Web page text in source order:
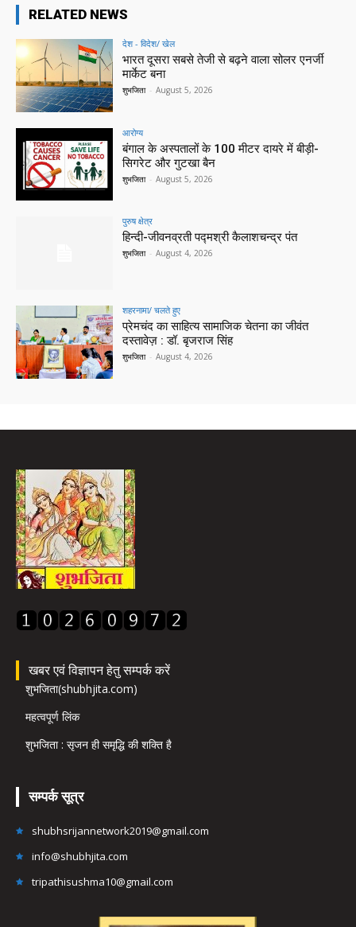
RELATED NEWS
देश - विदेश/ खेल
भारत दूसरा सबसे तेजी से बढ़ने वाला सोलर एनर्जी
मार्केट बना
शुभजिता - August 5, 2026
आरोग्य
बंगाल के अस्पतालों के 100 मीटर दायरे में बीड़ी-
सिगरेट और गुटखा बैन
शुभजिता - August 5, 2026
पुरुष क्षेत्र
हिन्‍दी-जीवनव्रती पद्मश्री कैलाशचन्‍द्र पंत
शुभजिता - August 4, 2026
शहरनामा/ चलते हुए
प्रेमचंद का साहित्य सामाजिक चेतना का जीवंत
दस्तावेज़ : डॉ. बृजराज सिंह
शुभजिता - August 4, 2026
खबर एवं विज्ञापन हेतु सम्पर्क करें
शुभजिता(shubhjita.com)
महत्वपूर्ण लिंक
शुभजिता : सृजन ही समृद्धि की शक्ति है
सम्पर्क सूत्र
shubhsrijannetwork2019@gmail.com
info@shubhjita.com
tripathisushma10@gmail.com